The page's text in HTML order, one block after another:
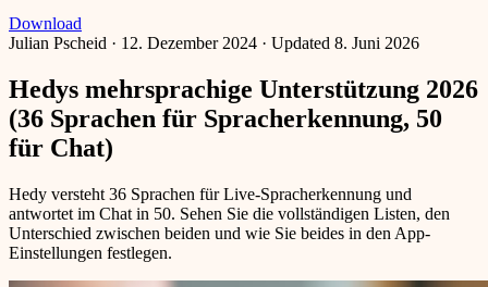
Download
Julian Pscheid · 12. Dezember 2024 · Updated 8. Juni 2026
Hedys mehrsprachige Unterstützung 2026
(36 Sprachen für Spracherkennung, 50
für Chat)
Hedy versteht 36 Sprachen für Live-Spracherkennung und
antwortet im Chat in 50. Sehen Sie die vollständigen Listen, den
Unterschied zwischen beiden und wie Sie beides in den App-
Einstellungen festlegen.